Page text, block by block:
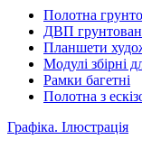
Полотна
ДВП
Планшети
Модулі збірні
Рамки багетні
Полотна з
Графіка. Ілюстрація